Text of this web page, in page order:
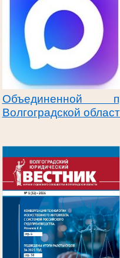
Объединенной
Волгоградской